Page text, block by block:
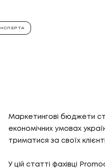
Маркетингові бюджети
економічних умовах
триматися за своїх
У цій статті фахівці